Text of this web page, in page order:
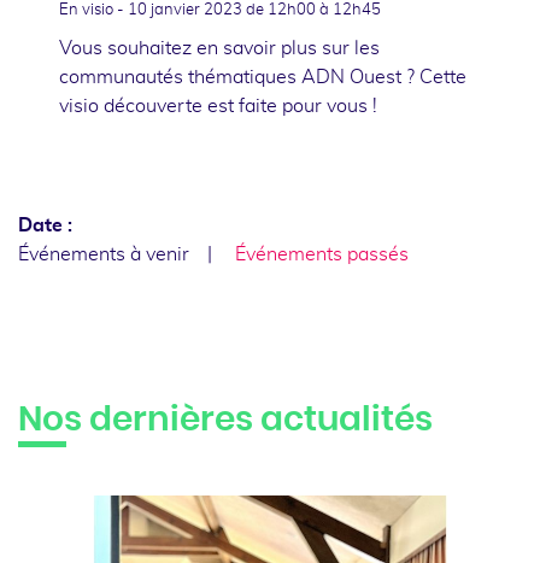
En visio - 10 janvier 2023 de 12h00 à 12h45
Vous souhaitez en savoir plus sur les
communautés thématiques ADN Ouest ? Cette
visio découverte est faite pour vous !
Date :
Événements à venir
Événements passés
Nos dernières actualités